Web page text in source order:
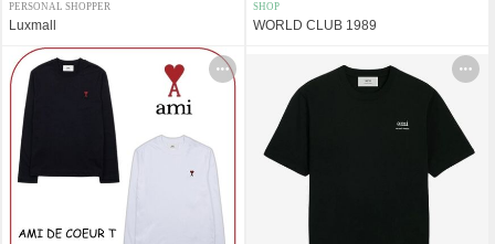
PERSONAL SHOPPER
Luxmall
SHOP
WORLD CLUB 1989